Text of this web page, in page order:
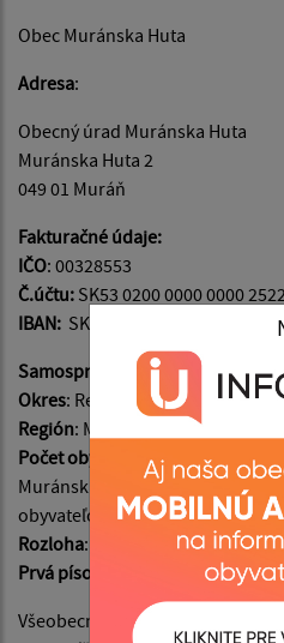
Obec Muránska Huta
Adresa:
Obecný úrad Muránska Huta
Muránska Huta 2
049 01 Muráň
Fakturačné údaje:
IČO: 00328553
Č.účtu: SK53 0200 0000 0000
IBAN: SK92 0900 0000 0051
Samosprávny kraj :
Okres: Revúca
Región: Muránska Planina
Počet obyvateľov : k 22.2.2024 =
Muránska Hutá má 115 obyv.,
obyvateľov
Rozloha: 680 ha
Prvá písomná zmienka
: v roku
Všeobecné informácie: